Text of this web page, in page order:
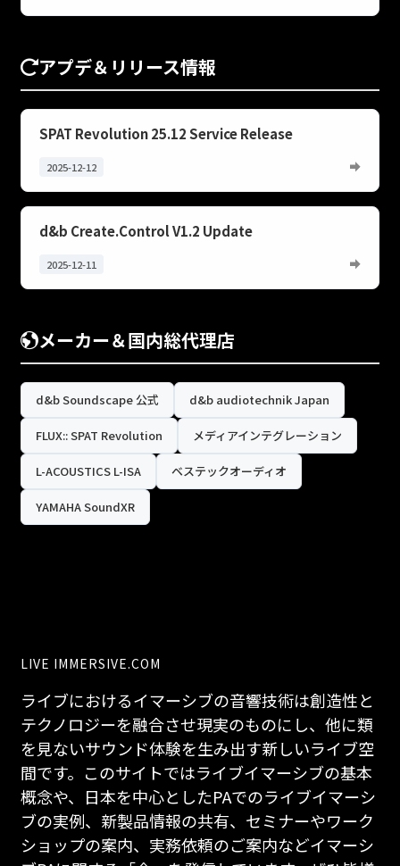
アプデ＆リリース情報
SPAT Revolution 25.12 Service Release
2025-12-12
d&b Create.Control V1.2 Update
2025-12-11
メーカー＆国内総代理店
d&b Soundscape 公式 d&b audiotechnik Japan
FLUX:: SPAT Revolution メディアインテグレーション
L-ACOUSTICS L-ISA ベステックオーディオ
YAMAHA SoundXR
LIVE IMMERSIVE.COM
ライブにおけるイマーシブの音響技術は創造性と
テクノロジーを融合させ現実のものにし、他に類
を見ないサウンド体験を生み出す新しいライブ空
間です。このサイトではライブイマーシブの基本
概念や、日本を中心としたPAでのライブイマーシ
ブの実例、新製品情報の共有、セミナーやワーク
ショップの案内、実務依頼のご案内などイマーシ